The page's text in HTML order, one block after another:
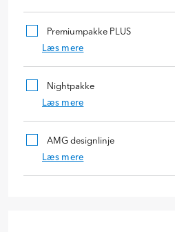
Premiumpakke PLUS
Læs mere
Nightpakke
Læs mere
AMG designlinje
Læs mere